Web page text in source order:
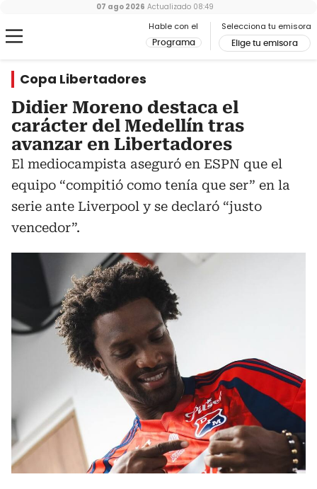
Hable con el
Programa
Selecciona tu emisora
Elige tu emisora
07 ago 2026 Actualizado 08:49
Copa Libertadores
Didier Moreno destaca el
carácter del Medellín tras
avanzar en Libertadores
El mediocampista aseguró en ESPN que el
equipo “compitió como tenía que ser” en la
serie ante Liverpool y se declaró “justo
vencedor”.